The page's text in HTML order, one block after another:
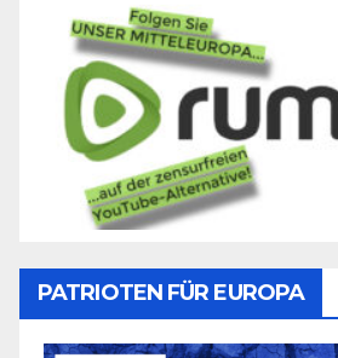
PATRIOTEN FÜR EUROPA